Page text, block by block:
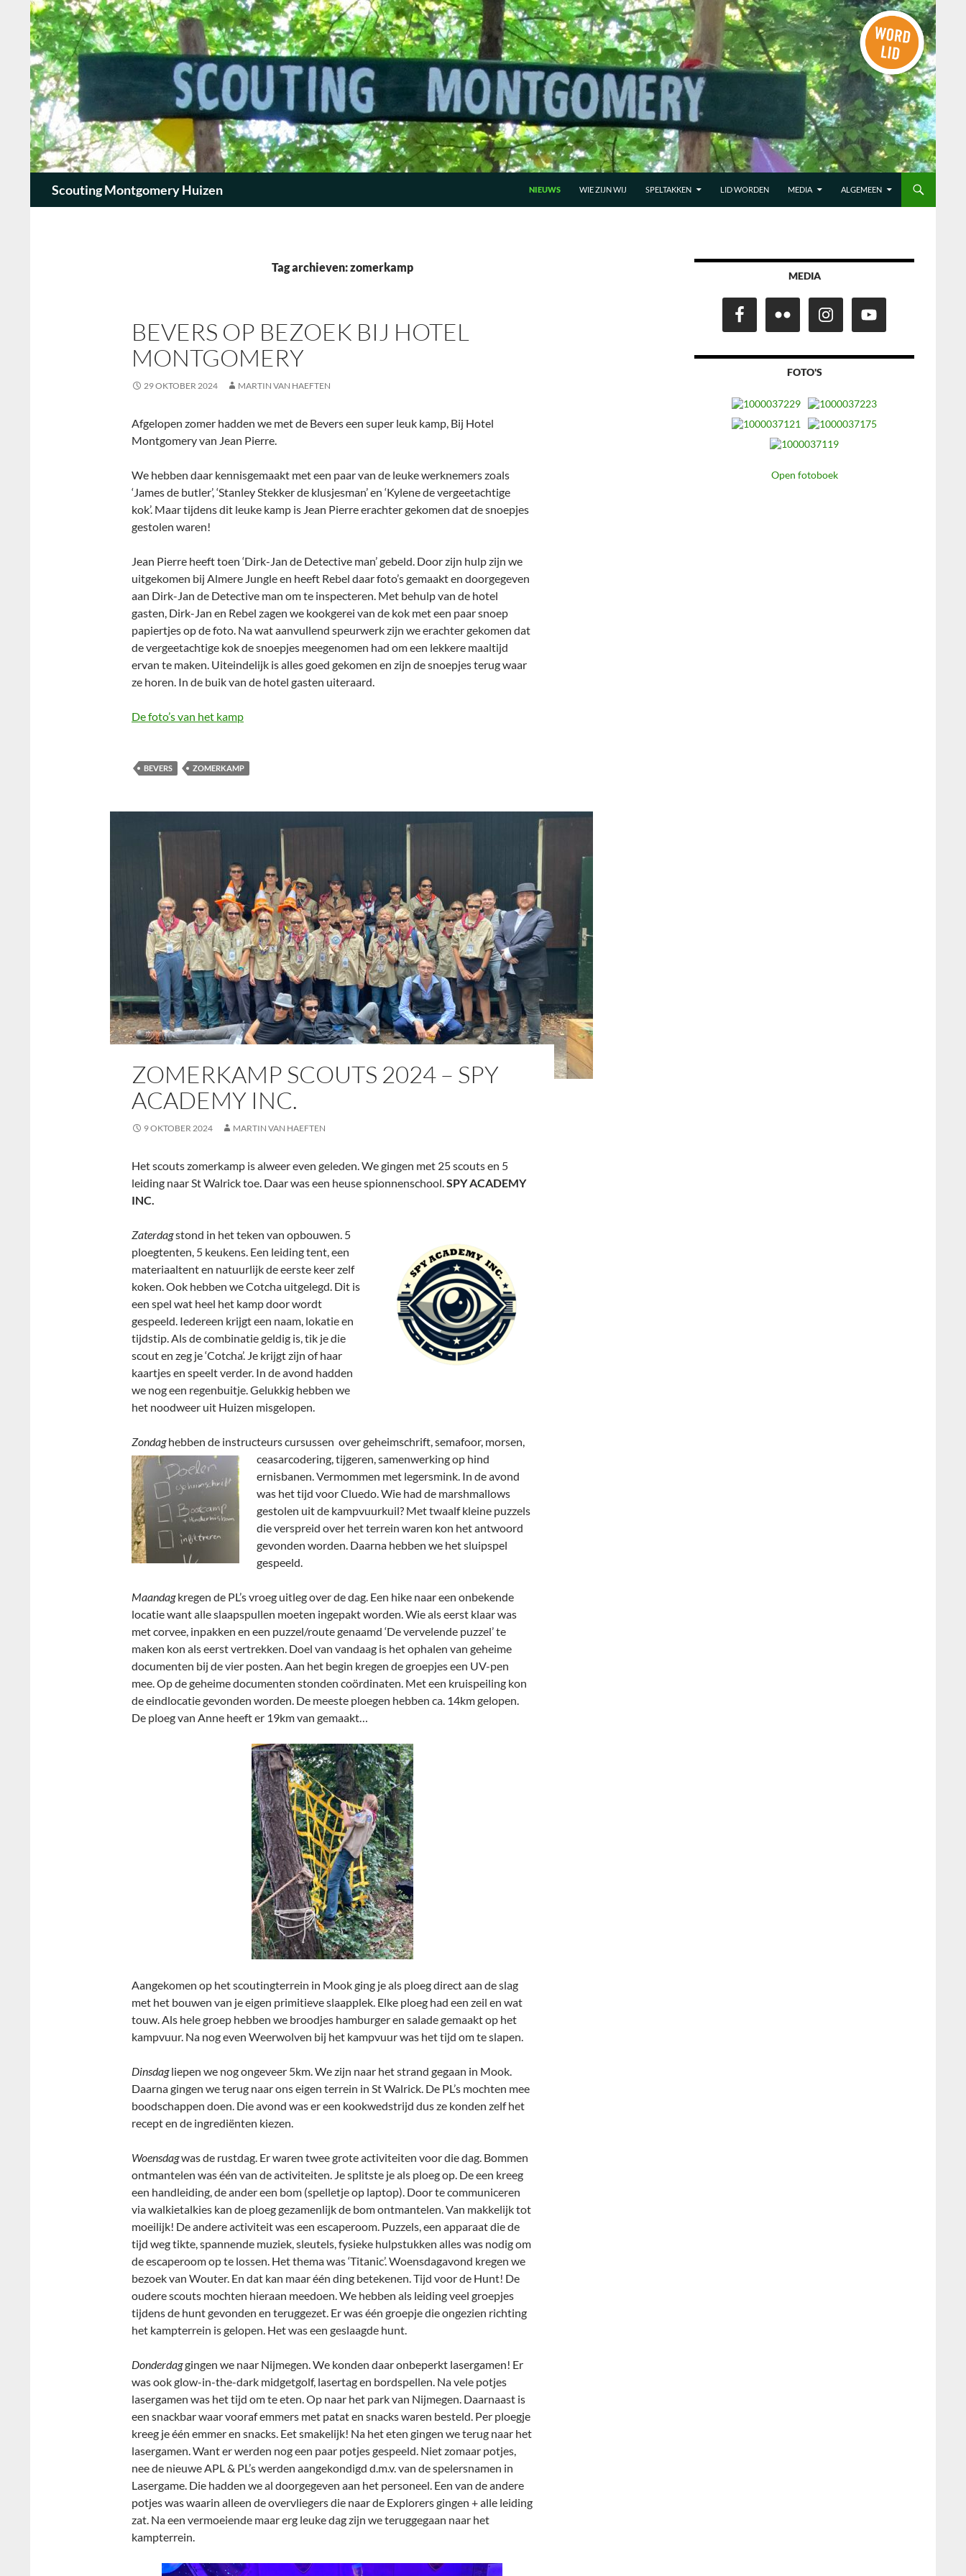
Scouting Montgomery Huizen
NIEUWS
WIE ZIJN WIJ SPELTAKKEN LID WORDEN MEDIA ALGEMEEN
Tag archieven: zomerkamp
BEVERS OP BEZOEK BIJ HOTEL
MONTGOMERY
29 OKTOBER 2024 MARTIN VAN HAEFTEN
Afgelopen zomer hadden we met de Bevers een super leuk kamp, Bij Hotel
Montgomery van Jean Pierre.
We hebben daar kennisgemaakt met een paar van de leuke werknemers zoals
‘James de butler’, ‘Stanley Stekker de klusjesman’ en ‘Kylene de vergeetachtige
kok’. Maar tijdens dit leuke kamp is Jean Pierre erachter gekomen dat de snoepjes
gestolen waren!
Jean Pierre heeft toen ‘Dirk-Jan de Detective man’ gebeld. Door zijn hulp zijn we
uitgekomen bij Almere Jungle en heeft Rebel daar foto’s gemaakt en doorgegeven
aan Dirk-Jan de Detective man om te inspecteren. Met behulp van de hotel
gasten, Dirk-Jan en Rebel zagen we kookgerei van de kok met een paar snoep
papiertjes op de foto. Na wat aanvullend speurwerk zijn we erachter gekomen dat
de vergeetachtige kok de snoepjes meegenomen had om een lekkere maaltijd
ervan te maken. Uiteindelijk is alles goed gekomen en zijn de snoepjes terug waar
ze horen. In de buik van de hotel gasten uiteraard.
De foto’s van het kamp
BEVERS ZOMERKAMP
ZOMERKAMP SCOUTS 2024 – SPY
ACADEMY INC.
9 OKTOBER 2024 MARTIN VAN HAEFTEN
Het scouts zomerkamp is alweer even geleden. We gingen met 25 scouts en 5
leiding naar St Walrick toe. Daar was een heuse spionnenschool.SPY ACADEMY
INC.
Zaterdagstond in het teken van opbouwen. 5
ploegtenten, 5 keukens. Een leiding tent, een
materiaaltent en natuurlijk de eerste keer zelf
koken. Ook hebben we Cotcha uitgelegd. Dit is
een spel wat heel het kamp door wordt
gespeeld. Iedereen krijgt een naam, lokatie en
tijdstip. Als de combinatie geldig is, tik je die
scout en zeg je ‘Cotcha’. Je krijgt zijn of haar
kaartjes en speelt verder. In de avond hadden
we nog een regenbuitje. Gelukkig hebben we
het noodweer uit Huizen misgelopen.
Zondaghebben de instructeurs cursussen over geheimschrift, semafoor, morsen,
ceasarcodering, tijgeren, samenwerking op hind
ernisbanen. Vermommen met legersmink. In de avond
was het tijd voor Cluedo. Wie had de marshmallows
gestolen uit de kampvuurkuil? Met twaalf kleine puzzels
die verspreid over het terrein waren kon het antwoord
gevonden worden. Daarna hebben we het sluipspel
gespeeld.
Maandagkregen de PL’s vroeg uitleg over de dag. Een hike naar een onbekende
locatie want alle slaapspullen moeten ingepakt worden. Wie als eerst klaar was
met corvee, inpakken en een puzzel/route genaamd ‘De vervelende puzzel’ te
maken kon als eerst vertrekken. Doel van vandaag is het ophalen van geheime
documenten bij de vier posten. Aan het begin kregen de groepjes een UV-pen
mee. Op de geheime documenten stonden coördinaten. Met een kruispeiling kon
de eindlocatie gevonden worden. De meeste ploegen hebben ca. 14km gelopen.
De ploeg van Anne heeft er 19km van gemaakt…
Aangekomen op het scoutingterrein in Mook ging je als ploeg direct aan de slag
met het bouwen van je eigen primitieve slaapplek. Elke ploeg had een zeil en wat
touw. Als hele groep hebben we broodjes hamburger en salade gemaakt op het
kampvuur. Na nog even Weerwolven bij het kampvuur was het tijd om te slapen.
Dinsdagliepen we nog ongeveer 5km. We zijn naar het strand gegaan in Mook.
Daarna gingen we terug naar ons eigen terrein in St Walrick. De PL’s mochten mee
boodschappen doen. Die avond was er een kookwedstrijd dus ze konden zelf het
recept en de ingrediënten kiezen.
Woensdagwas de rustdag. Er waren twee grote activiteiten voor die dag. Bommen
ontmantelen was één van de activiteiten. Je splitste je als ploeg op. De een kreeg
een handleiding, de ander een bom (spelletje op laptop). Door te communiceren
via walkietalkies kan de ploeg gezamenlijk de bom ontmantelen. Van makkelijk tot
moeilijk! De andere activiteit was een escaperoom. Puzzels, een apparaat die de
tijd weg tikte, spannende muziek, sleutels, fysieke hulpstukken alles was nodig om
de escaperoom op te lossen. Het thema was ‘Titanic’. Woensdagavond kregen we
bezoek van Wouter. En dat kan maar één ding betekenen. Tijd voor de Hunt! De
oudere scouts mochten hieraan meedoen. We hebben als leiding veel groepjes
tijdens de hunt gevonden en teruggezet. Er was één groepje die ongezien richting
het kampterrein is gelopen. Het was een geslaagde hunt.
Donderdaggingen we naar Nijmegen. We konden daar onbeperkt lasergamen! Er
was ook glow-in-the-dark midgetgolf, lasertag en bordspellen. Na vele potjes
lasergamen was het tijd om te eten. Op naar het park van Nijmegen. Daarnaast is
een snackbar waar vooraf emmers met patat en snacks waren besteld. Per ploegje
kreeg je één emmer en snacks. Eet smakelijk! Na het eten gingen we terug naar het
lasergamen. Want er werden nog een paar potjes gespeeld. Niet zomaar potjes,
nee de nieuwe APL & PL’s werden aangekondigd d.m.v. van de spelersnamen in
Lasergame. Die hadden we al doorgegeven aan het personeel. Een van de andere
potjes was waarin alleen de overvliegers die naar de Explorers gingen + alle leiding
zat. Na een vermoeiende maar erg leuke dag zijn we teruggegaan naar het
kampterrein.
MEDIA
FOTO'S
Open fotoboek